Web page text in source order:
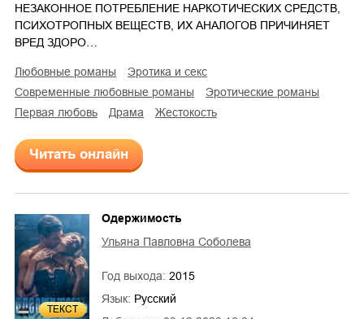
НЕЗАКОННОЕ ПОТРЕБЛЕНИЕ НАРКОТИЧЕСКИХ СРЕДСТВ,
ПСИХОТРОПНЫХ ВЕЩЕСТВ, ИХ АНАЛОГОВ ПРИЧИНЯЕТ
ВРЕД ЗДОРО…
любовные романы
эротика и секс
современные любовные романы
эротические романы
первая любовь
драма жестокость
Читать онлайн
ТЕКСТ
Одержимость
Ульяна Павловна Соболева
Год выхода: 2015
Язык: Русский